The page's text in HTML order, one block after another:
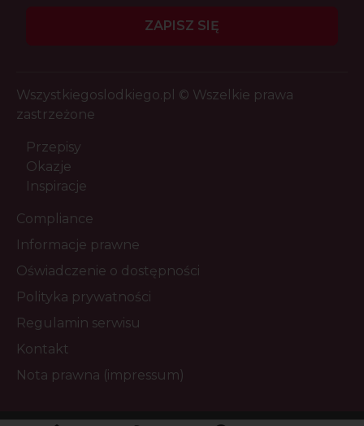
ZAPISZ SIĘ
Wszystkiegoslodkiego.pl © Wszelkie prawa
zastrzeżone
Przepisy
Okazje
Inspiracje
Compliance
Informacje prawne
Oświadczenie o dostępności
Polityka prywatności
Regulamin serwisu
Kontakt
Nota prawna (impressum)